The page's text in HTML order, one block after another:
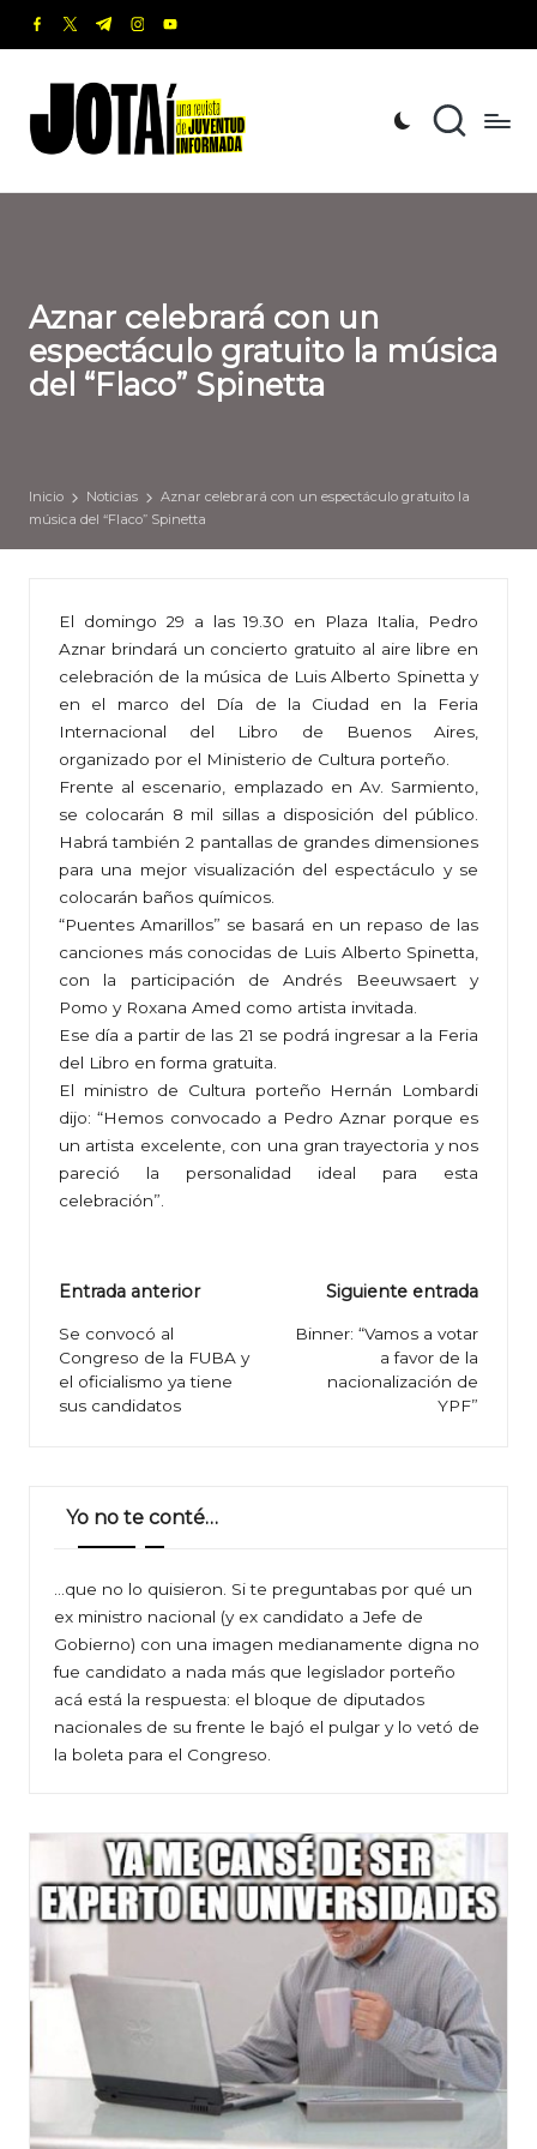
Saltar
contenido
facebook.com
twitter.com
t.me instagram.com
youtube.com
o
t
revista
de
Informada
Aznar celebrará con un
espectáculo gratuito la música
del “Flaco” Spinetta
Inicio Noticias
Aznar celebrará con un espectáculo gratuito la
música del “Flaco” Spinetta
El domingo 29 a las 19.30 en Plaza Italia, Pedro
Aznar brindará un concierto gratuito al aire libre en
celebración de la música de Luis Alberto Spinetta y
en el marco del Día de la Ciudad en la Feria
Internacional del Libro de Buenos Aires,
organizado por el Ministerio de Cultura porteño.
Frente al escenario, emplazado en Av. Sarmiento,
se colocarán 8 mil sillas a disposición del público.
Habrá también 2 pantallas de grandes dimensiones
para una mejor visualización del espectáculo y se
colocarán baños químicos.
“Puentes Amarillos” se basará en un repaso de las
canciones más conocidas de Luis Alberto Spinetta,
con la participación de Andrés Beeuwsaert y
Pomo y Roxana Amed como artista invitada.
Ese día a partir de las 21 se podrá ingresar a la Feria
del Libro en forma gratuita.
El ministro de Cultura porteño Hernán Lombardi
dijo: “Hemos convocado a Pedro Aznar porque es
un artista excelente, con una gran trayectoria y nos
pareció la personalidad ideal para esta
celebración”.
Navegación
de
entradas
Entrada anterior
Se convocó al
Congreso de la FUBA y
el oficialismo ya tiene
sus candidatos
Siguiente entrada
Binner: “Vamos a votar
a favor de la
nacionalización de
YPF”
Yo no te conté…
…que no lo quisieron. Si te preguntabas por qué un
ex ministro nacional (y ex candidato a Jefe de
Gobierno) con una imagen medianamente digna no
fue candidato a nada más que legislador porteño
acá está la respuesta: el bloque de diputados
nacionales de su frente le bajó el pulgar y lo vetó de
la boleta para el Congreso.